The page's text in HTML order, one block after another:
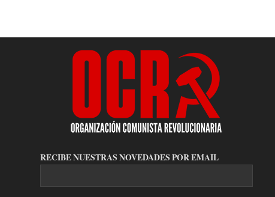
RECIBE NUESTRAS NOVEDADES POR EMAIL